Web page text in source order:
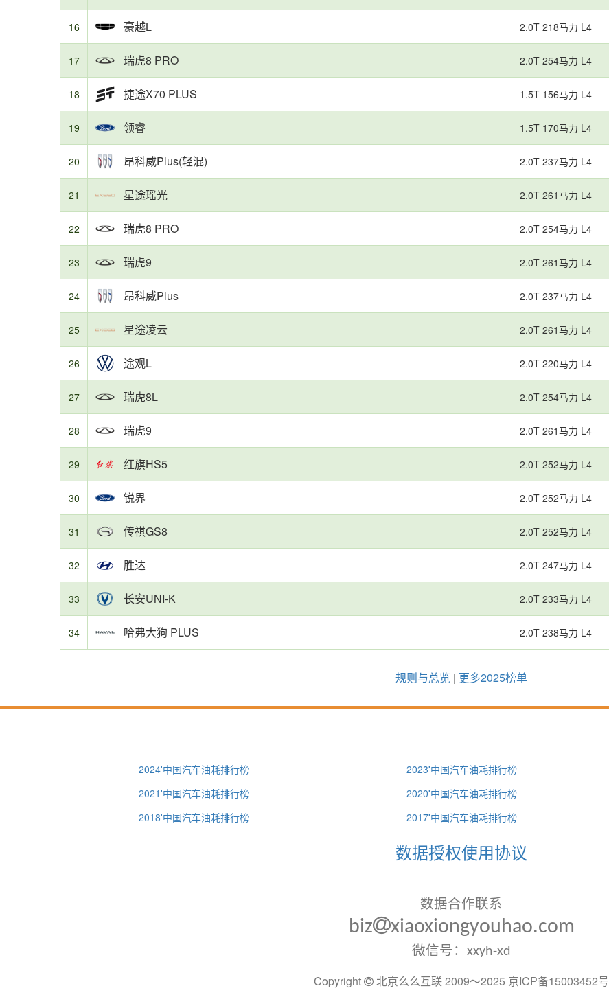
为
消
费
者
车
提
供
了
有
价
的
参
考。
16 豪越L 2.0T 218马力 L4
17 瑞虎8 PRO 2.0T 254马力 L4
18 捷途X70 PLUS 1.5T 156马力 L4
19 领睿 1.5T 170马力 L4
20 昂科威Plus(轻混) 2.0T 237马力 L4
21 星途瑶光 2.0T 261马力 L4
22 瑞虎8 PRO 2.0T 254马力 L4
23 瑞虎9 2.0T 261马力 L4
24 昂科威Plus 2.0T 237马力 L4
25 星途凌云 2.0T 261马力 L4
26 途观L 2.0T 220马力 L4
27 瑞虎8L 2.0T 254马力 L4
28 瑞虎9 2.0T 261马力 L4
29 红旗HS5 2.0T 252马力 L4
30 锐界 2.0T 252马力 L4
31 传祺GS8 2.0T 252马力 L4
32 胜达 2.0T 247马力 L4
33 长安UNI-K 2.0T 233马力 L4
34 哈弗大狗 PLUS 2.0T 238马力 L4
规则与总览 | 更多2025榜单
2024'中国汽车油耗排行榜 2023'中国汽车油耗排行榜
2021'中国汽车油耗排行榜
2020'中国汽车油耗排行榜
2018'中国汽车油耗排行榜
2017'中国汽车油耗排行榜
数据授权使用协议
数据合作联系
biz xiaoxiongyouhao.com
微信号：xxyh-xd
Copyright 北京么么互联 2009～2025 京ICP备15003452号